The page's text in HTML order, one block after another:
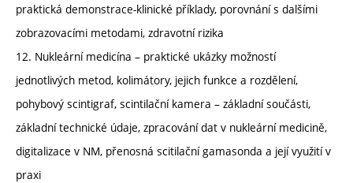
praktická demonstrace-klinické příklady, porovnání s dalšími
zobrazovacími metodami, zdravotní rizika
12. Nukleární medicína – praktické ukázky možností
jednotlivých metod, kolimátory, jejich funkce a rozdělení,
pohybový scintigraf, scintilační kamera – základní součásti,
základní technické údaje, zpracování dat v nukleární medicině,
digitalizace v NM, přenosná scitilační gamasonda a její využití v
praxi